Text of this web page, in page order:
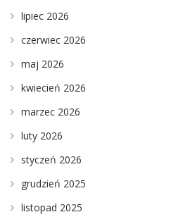
lipiec 2026
czerwiec 2026
maj 2026
kwiecień 2026
marzec 2026
luty 2026
styczeń 2026
grudzień 2025
listopad 2025